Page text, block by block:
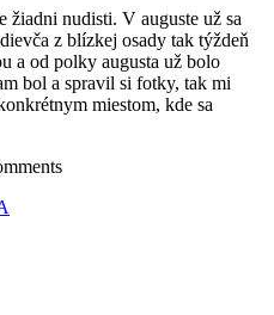
žiadni nudisti. V auguste už sa
z blízkej osady tak týždeň
a od polky augusta už bolo
bol a spravil si fotky, tak mi
miestom, kde sa